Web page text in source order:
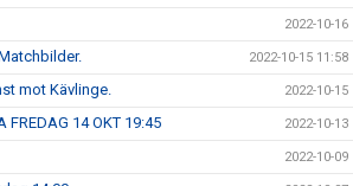
2022-10-16
2022-10-15 11:58
mot Kävlinge. 2022-10-15
FREDAG 14 OKT 19:45 2022-10-13
2022-10-09